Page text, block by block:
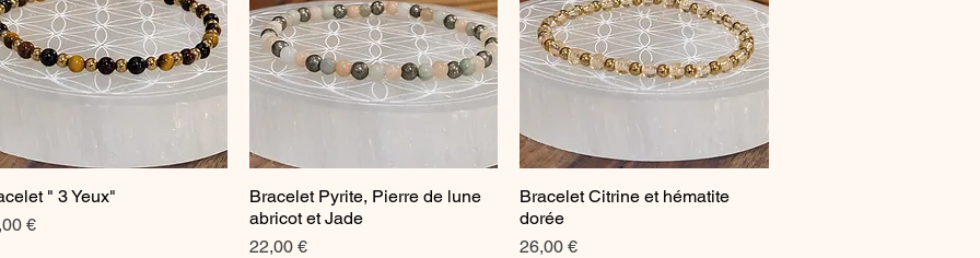
Aperçu rapide
" 3 Yeux"
€
Aperçu rapide
Bracelet Pyrite, Pierre de lune
abricot et Jade
Prix
22,00 €
Aperçu rapide
Bracelet Citrine et hématite
dorée
Prix
26,00 €